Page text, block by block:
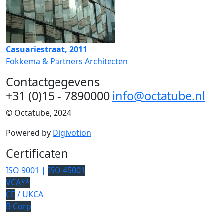
Casuariestraat, 2011
Fokkema & Partners Architecten
Contactgegevens
+31 (0)15 - 7890000 info@octatube.nl
© Octatube, 2024
Powered by Digivotion
Certificaten
ISO 9001 | ISO 45001
VCA**
CE / UKCA
B Corp